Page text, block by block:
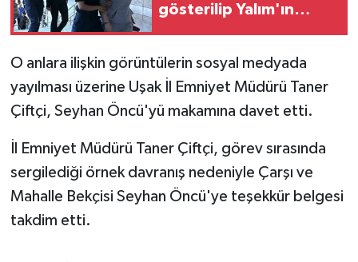
gösterilip Yalım'ın
15 şüpheli adliyeye
sevk edildi
O anlara ilişkin görüntülerin sosyal medyada
yayılması üzerine Uşak İl Emniyet Müdürü Taner
Çiftçi, Seyhan Öncü'yü makamına davet etti.
İl Emniyet Müdürü Taner Çiftçi, görev sırasında
sergilediği örnek davranış nedeniyle Çarşı ve
Mahalle Bekçisi Seyhan Öncü'ye teşekkür belgesi
takdim etti.
MAGAZİN
POLİTİKA
SİYASET
SPOR HABERLERİ